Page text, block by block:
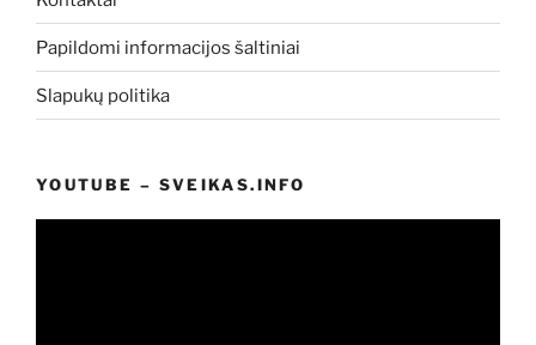
Papildomi informacijos šaltiniai
Slapukų politika
YOUTUBE – SVEIKAS.INFO